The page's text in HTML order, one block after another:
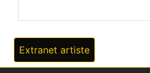
Extranet artiste